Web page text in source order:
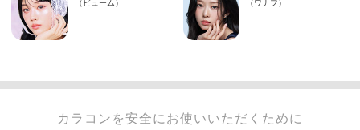
カラコンを安全にお使いいただくために